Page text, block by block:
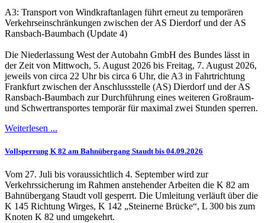
A3: Transport von Windkraftanlagen führt erneut zu temporären
Verkehrseinschränkungen zwischen der AS Dierdorf und der AS
Ransbach-Baumbach (Update 4)
Die Niederlassung West der Autobahn GmbH des Bundes lässt in
der Zeit von Mittwoch, 5. August 2026 bis Freitag, 7. August 2026,
jeweils von circa 22 Uhr bis circa 6 Uhr, die A3 in Fahrtrichtung
Frankfurt zwischen der Anschlussstelle (AS) Dierdorf und der AS
Ransbach-Baumbach zur Durchführung eines weiteren Großraum-
und Schwertransportes temporär für maximal zwei Stunden sperren.
Weiterlesen ...
Vollsperrung K 82 am Bahnübergang Staudt bis 04.09.2026
Vom 27. Juli bis voraussichtlich 4. September wird zur
Verkehrssicherung im Rahmen anstehender Arbeiten die K 82 am
Bahnübergang Staudt voll gesperrt. Die Umleitung verläuft über die
K 145 Richtung Wirges, K 142 „Steinerne Brücke“, L 300 bis zum
Knoten K 82 und umgekehrt.